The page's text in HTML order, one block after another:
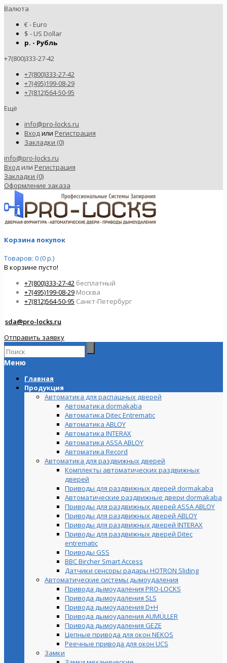
Валюта
€ - Euro
$ - US Dollar
р. - Рубль
+7(800)333-27-42
+7(800)333-27-42
+7(495)199-08-29
+7(812)564-50-95
Ещё
info@pro-locks.ru
Входили Регистрация
Закладки (0)
info@pro-locks.ru
Вход или Регистрация
Закладки (0)
Оформление заказа
Корзина покупок
Товаров: 0 (0 р.)
В корзине пусто!
+7(800)333-27-42 бесплатный
+7(495)199-08-29 Москва
+7(812)564-50-95 Санкт-Петербург
sda@pro-locks.ru
Отправить заявку
Меню
Главная
Продукция
Автоматика для распашных дверей
Автоматика dormakaba
Автоматика Ditec Entrematic
Автоматика ABLOY
Автоматика INTERAX
Автоматика ASSA ABLOY
Автоматика Record
Автоматика для раздвижных дверей
Комплекты автоматических раздвижных
дверей
Приводы для раздвижных дверей dormakaba
Автоматические раздвижные двери dormakaba
Приводы для раздвижных дверей ASSA ABLOY
Приводы для раздвижных дверей ABLOY
Приводы для раздвижных дверей INTERAX
Приводы для раздвижных дверей Ditec
entrematic
Приводы GSS
BBC Bircher Smart Access
Датчики сенсоры радары HOTRON Sliding
Автоматические системы дымоудаления
Привода дымоудаления PRO-LOCKS
Привода дымоудаления SLS
Привода дымоудаления D+H
Привода дымоудаления AUMÜLLER
Привода дымоудаления GEZE
Цепные привода для окон NEKOS
Реечные привода для окон UСS
Замки